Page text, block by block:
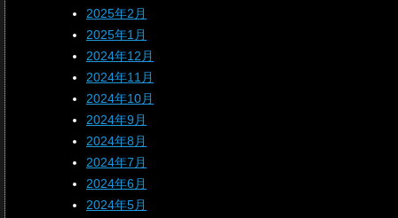
2025年2月
2025年1月
2024年12月
2024年11月
2024年10月
2024年9月
2024年8月
2024年7月
2024年6月
2024年5月